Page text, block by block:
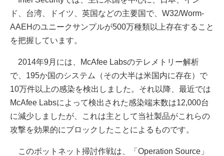
ド、台湾、ドイツ、英国などの主要国で、W32/Worm-
AAEHのユニークサンプルが500万種類以上存在すること
を把握しています。
2014年9月には、McAfee Labsのテレメトリー解析
で、195か国のシステム（その大半は米国内に存在）で
10万件以上の感染を検出しました。それ以降、最近では
McAfee Labsによって検出された感染端末数は12,000台
に減少しましたが、これは主として当社製品がこれらの
攻撃を効果的にブロックしたことによるものです。
このボットネット掃討作戦は、「Operation Source」